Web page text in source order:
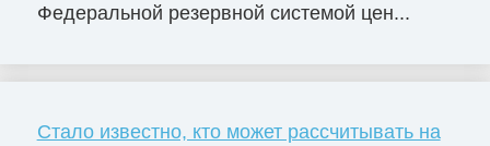
Федеральной резервной системой цен...
Стало известно, кто может рассчитывать на